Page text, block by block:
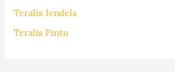
Teralis Jendela
Teralis Pintu